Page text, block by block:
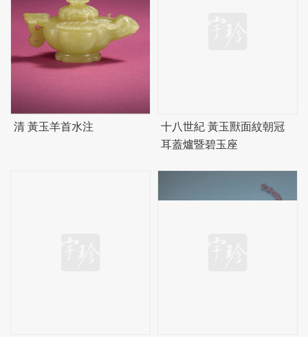
清 黃玉羊首水注
十八世紀 黃玉獸面紋朝冠
耳蓋爐暨碧玉座